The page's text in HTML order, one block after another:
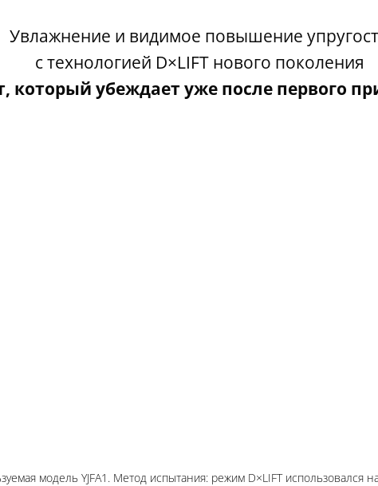
Увлажнение и видимое повышение
с технологией D×LIFT нового поколения
который убеждает уже после первого
модель YJFA1. Метод испытания: режим D×LIFT использовался